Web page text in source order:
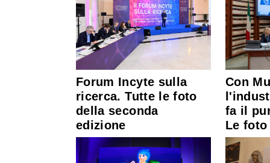
Forum Incyte sulla
ricerca. Tutte le foto
della seconda
edizione
Con
fa il
Le foto